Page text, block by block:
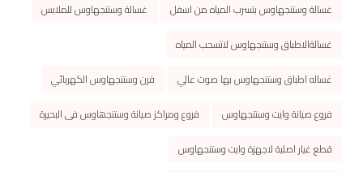
غسالة وستنجهاوس بتسرب المياه من اسفل
غسالة وستنجهاوس للملابس
غسالةالاطباق وستنجهاوس لاتسحب المياه
غساله اطباق وستنجهاوس بها صوت عالي
فرن وستنجهاوس الكهربائي
فروع صيانة وايت وستنجهاوس
فروع ومراكز صیانة وستنجھاوس فى البحیرة
قطع غيار اصلية لاجهزة وايت وستنجهاوس